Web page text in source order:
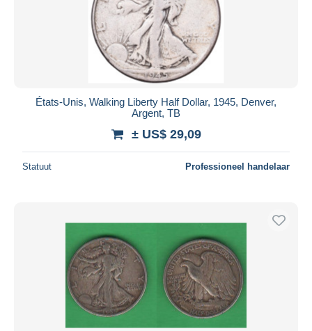
États-Unis, Walking Liberty Half Dollar, 1945, Denver,
Argent, TB
± US$ 29,09
Statuut Professioneel handelaar